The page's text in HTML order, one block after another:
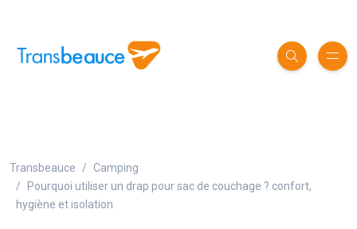
Transbeauce
Camping
Pourquoi utiliser un drap pour sac de couchage ? confort,
hygiène et isolation